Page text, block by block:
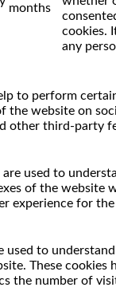
months
cookies.
any
to perform
the website on
other third-party
used to
of the website
experience for
used to
These cookies
the number of